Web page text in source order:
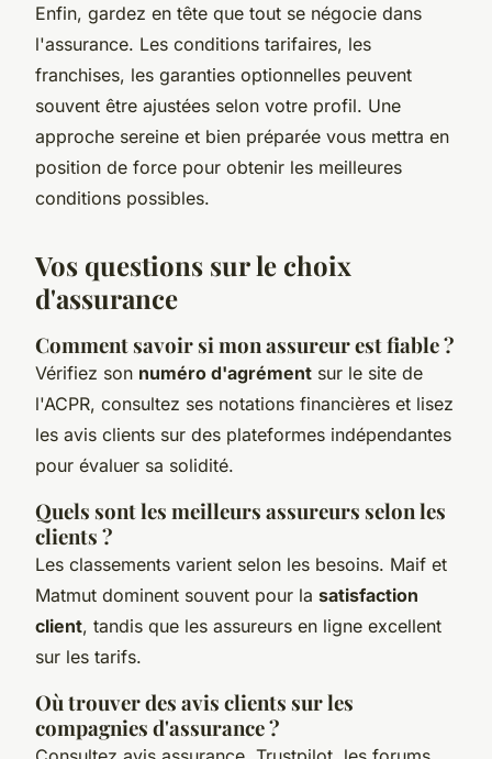
Enfin, gardez en tête que tout se négocie dans
l'assurance. Les conditions tarifaires, les
franchises, les garanties optionnelles peuvent
souvent être ajustées selon votre profil. Une
approche sereine et bien préparée vous mettra en
position de force pour obtenir les meilleures
conditions possibles.
Vos questions sur le choix
d'assurance
Comment savoir si mon assureur est fiable ?
Vérifiez son numéro d'agrément sur le site de
l'ACPR, consultez ses notations financières et lisez
les avis clients sur des plateformes indépendantes
pour évaluer sa solidité.
Quels sont les meilleurs assureurs selon les
clients ?
Les classements varient selon les besoins. Maif et
Matmut dominent souvent pour la satisfaction
client, tandis que les assureurs en ligne excellent
sur les tarifs.
Où trouver des avis clients sur les
compagnies d'assurance ?